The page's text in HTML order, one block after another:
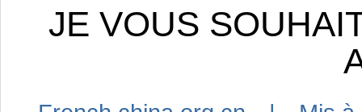
JE VOUS